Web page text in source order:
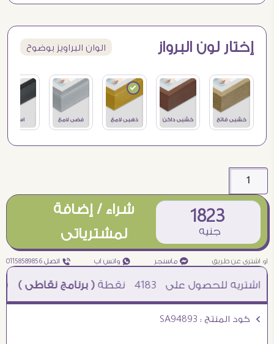
إختار لون البرواز الوان البراويز بوضوح
1823
جنيه
شراء / إضافة
لمشترياتى
او اشترى عن طريق ¥ ماسنجر ₧ واتس اب ƒ اتصل 01158589856
4183 نقطة( برنامج نقاطى )à خصم 5% للعملاء الجدد à شحن مجانى عند الشراء ب 4000 جنيه à
Ö كود المنتج : SA94893